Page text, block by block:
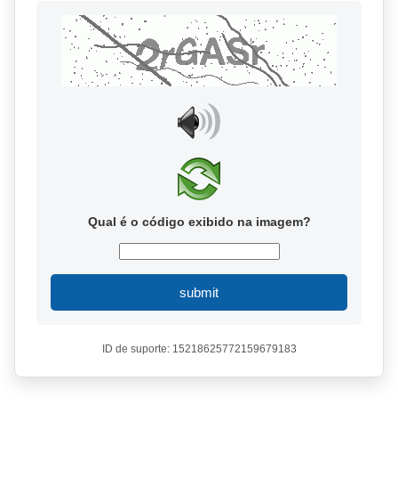
Qual é o código exibido na imagem?
submit
ID de suporte: 15218625772159679183